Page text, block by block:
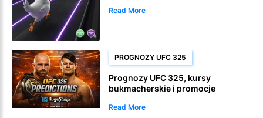
Read More
PROGNOZY UFC 325
Prognozy UFC 325, kursy
bukmacherskie i promocje
Read More